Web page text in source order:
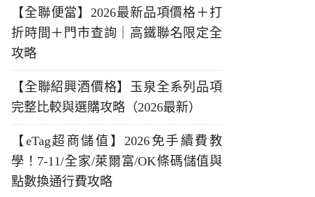
【全聯便當】2026最新品項價格＋打
折時間＋門市查詢｜高鐵聯名限定全
攻略
【全聯紹興酒價格】玉泉全系列品項
完整比較與選購攻略（2026最新）
【eTag超商儲值】2026免手續費教
學！7-11/全家/萊爾富/OK條碼儲值與
點數換通行費攻略